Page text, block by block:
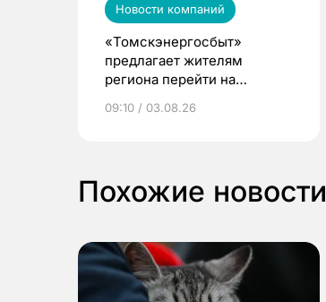
Новости компаний
«Томскэнергосбыт»
предлагает жителям
региона перейти на
выиграть призы
09:10 / 03.08.26
Похожие новости